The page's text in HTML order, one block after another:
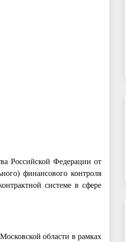
Российской Федерации от
финансового контроля
системе в сфере
области в рамках